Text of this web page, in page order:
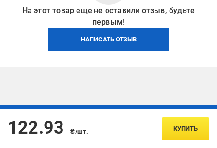
На этот товар еще не оставили отзыв, будьте
первым!
НАПИСАТЬ ОТЗЫВ
122.93 ₴/шт. КУПИТЬ
Подписывайтесь, чтобы узнавать первым об акцияx и